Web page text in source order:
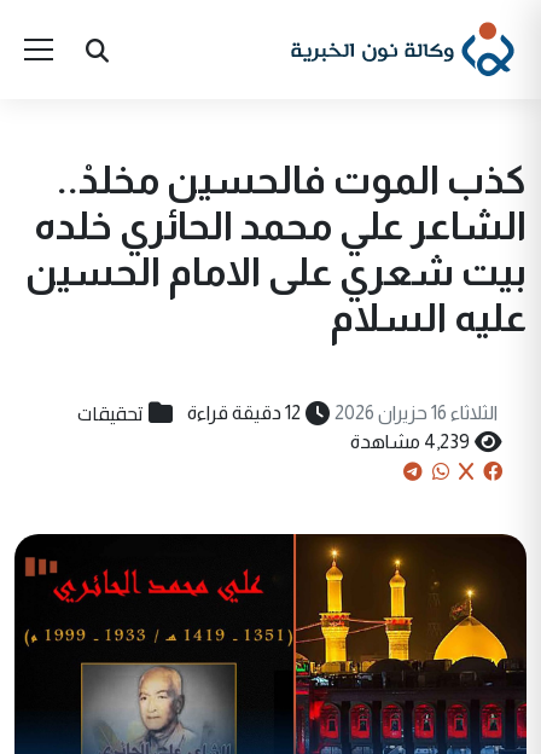
كذب الموت فالحسين مخلدْ..
الشاعر علي محمد الحائري خلده
بيت شعري على الامام الحسين
عليه السلام
الثلاثاء 16 حزيران 2026 12 دقيقة قراءة تحقيقات
4,239 مشاهدة